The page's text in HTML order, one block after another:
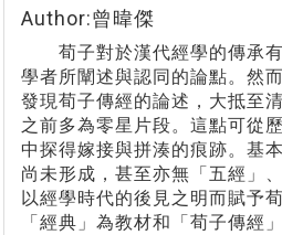
Author:曾暐傑
荀子對於漢代經學的傳承有
學者所闡述與認同的論點。然
發現荀子傳經的論述，大抵至
之前多為零星片段。這點可從
中探得嫁接與拼湊的痕跡。基
尚未形成，甚至亦無「五經」
以經學時代的後見之明而賦予
「經典」為教材和「荀子傳經